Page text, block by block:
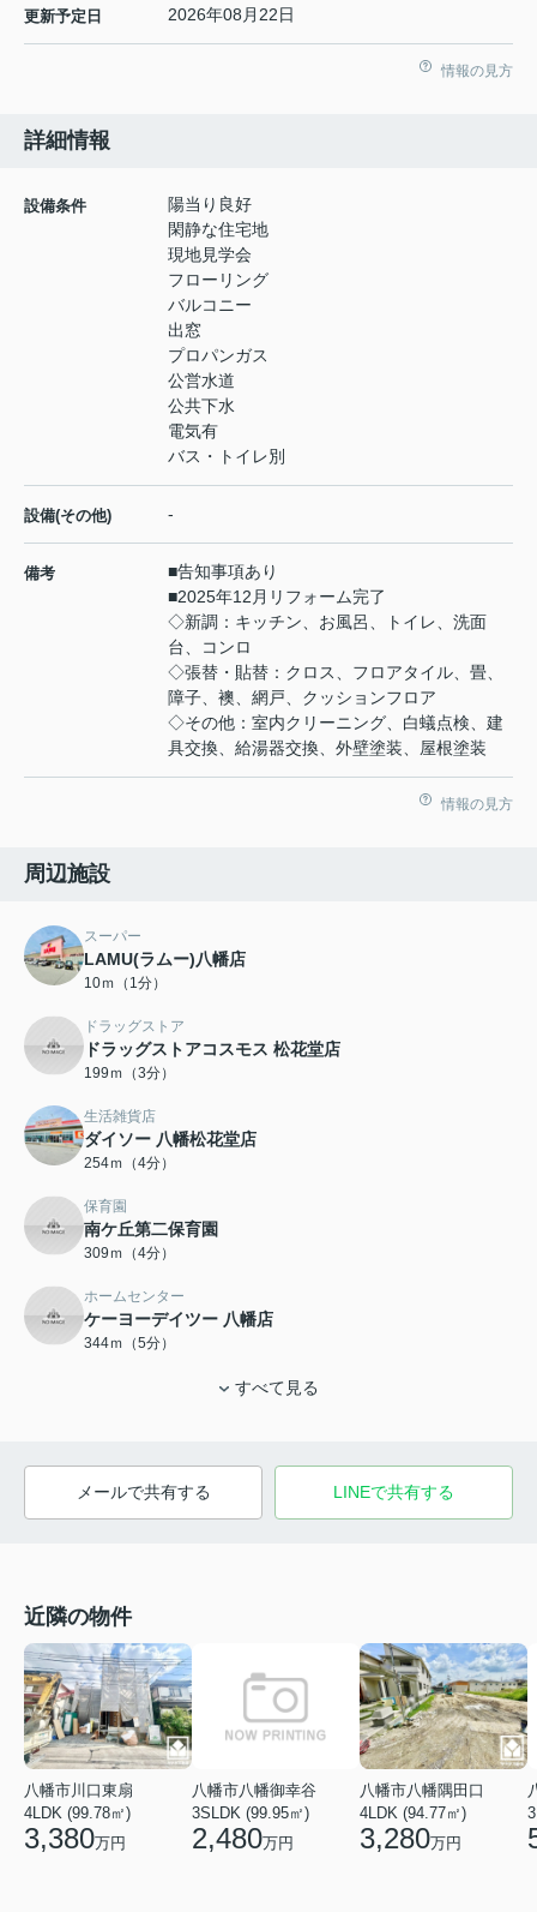
更新予定日 2026年08月22日
情報の見方
詳細情報
設備条件
陽当り良好
閑静な住宅地
現地見学会
フローリング
バルコニー
出窓
プロパンガス
公営水道
公共下水
電気有
バス・トイレ別
設備(その他) -
備考
■告知事項あり
■2025年12月リフォーム完了
◇新調：キッチン、お風呂、トイレ、洗面
台、コンロ
◇張替・貼替：クロス、フロアタイル、畳、
障子、襖、網戸、クッションフロア
◇その他：室内クリーニング、白蟻点検、建
具交換、給湯器交換、外壁塗装、屋根塗装
情報の見方
周辺施設
スーパー
LAMU(ラムー)八幡店
10ｍ（1分）
ドラッグストア
ドラッグストアコスモス 松花堂店
199ｍ（3分）
生活雑貨店
ダイソー 八幡松花堂店
254ｍ（4分）
保育園
南ケ丘第二保育園
309ｍ（4分）
ホームセンター
ケーヨーデイツー 八幡店
344ｍ（5分）
すべて見る
メールで共有する LINEで共有する
近隣の物件
八幡市川口東扇
4LDK (99.78㎡)
3,380万円
八幡市八幡御幸谷
3SLDK (99.95㎡)
2,480万円
八幡市八幡隅田口
4LDK (94.77㎡)
3,280万円